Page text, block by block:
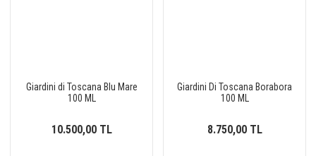
Giardini di Toscana Blu Mare
100 ML
10.500,00 TL
Giardini Di Toscana Borabora
100 ML
8.750,00 TL